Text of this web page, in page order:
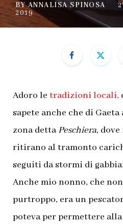
BY ANNALISA SPINOSA
2019
Adoro le tradizioni locali,
sapete anche che di
zona dettaPeschiera,
ritirano al tramonto
seguiti da stormi di
Anche mio nonno, che
purtroppo, era un
poteva per permettere